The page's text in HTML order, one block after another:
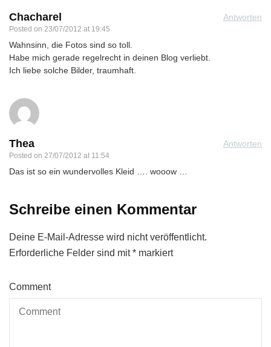
Chacharel
Posted on 23/07/2012 at 19:45
Antworten
Wahnsinn, die Fotos sind so toll.
Habe mich gerade regelrecht in deinen Blog verliebt.
Ich liebe solche Bilder, traumhaft.
Thea
Posted on 27/07/2012 at 11:54
Antworten
Das ist so ein wundervolles Kleid …. wooow …
Schreibe einen Kommentar
Deine E-Mail-Adresse wird nicht veröffentlicht.
Erforderliche Felder sind mit* markiert
Comment